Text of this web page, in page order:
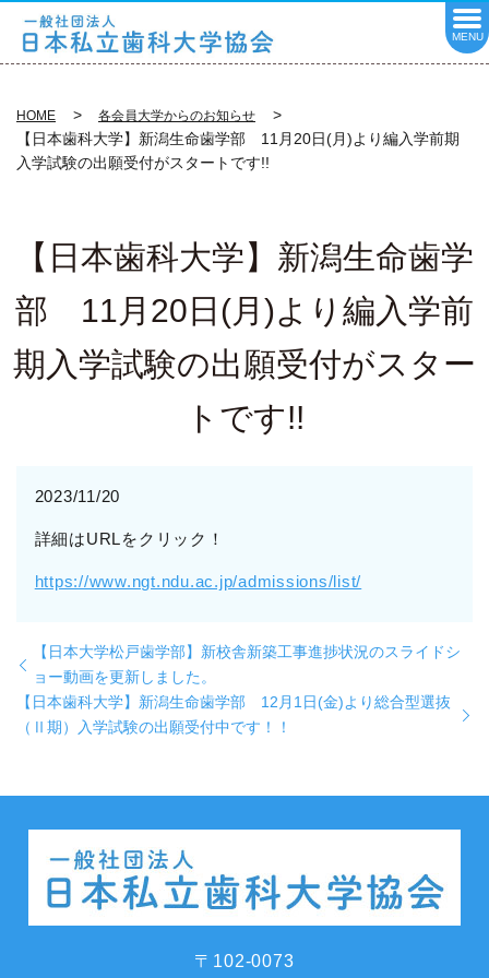
MENU
HOME 各会員大学からのお知らせ​
【日本歯科大学】新潟生命歯学部 11月20日(月)より編入学前期
入学試験の出願受付がスタートです!!
【日本歯科大学】新潟生命歯学
部 11月20日(月)より編入学前
期入学試験の出願受付がスター
トです!!
2023/11/20
詳細はURLをクリック！
https://www.ngt.ndu.ac.jp/admissions/list/
【日本大学松戸歯学部】新校舎新築工事進捗状況のスライドシ
ョー動画を更新しました。
【日本歯科大学】新潟生命歯学部 12月1日(金)より総合型選抜
（Ⅱ期）入学試験の出願受付中です！！
〒102-0073